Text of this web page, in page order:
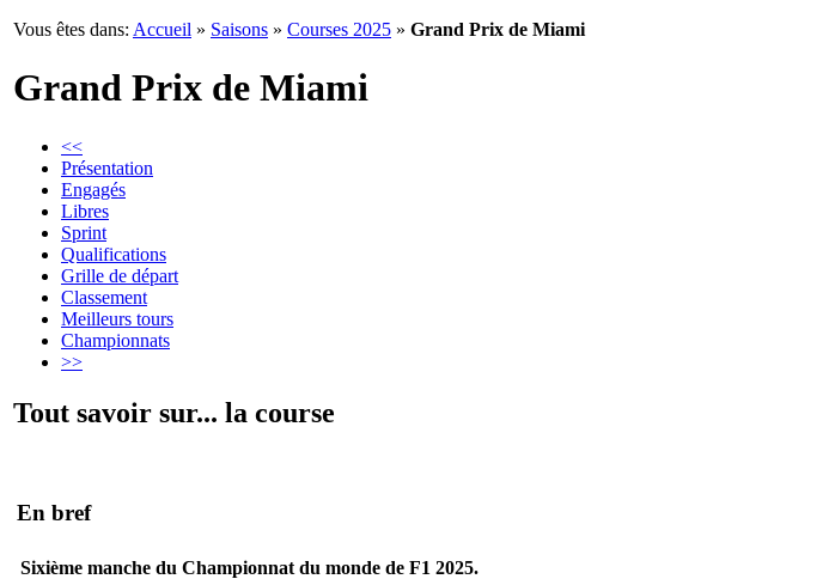
Vous êtes dans: Accueil » Saisons » Courses 2025 » Grand Prix de Miami
Grand Prix de Miami
<<
Présentation
Engagés
Libres
Sprint
Qualifications
Grille de départ
Classement
Meilleurs tours
Championnats
>>
Tout savoir sur... la course
En bref
Sixième manche du Championnat du monde de F1 2025.